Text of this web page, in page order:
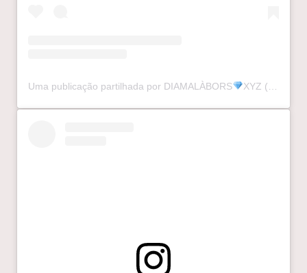
Uma publicação partilhada por DIAMALÀBORS XYZ (@diamalaborsxyz)